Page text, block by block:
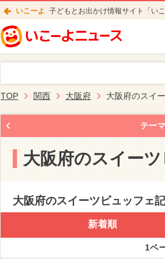
いこーよ 子どもとお出かけ情報サイト「い
TOP 関西 大阪府 大阪府のスイ
テー
大阪府のスイー
大阪府のスイーツビュッフェ
新着順
1ペ